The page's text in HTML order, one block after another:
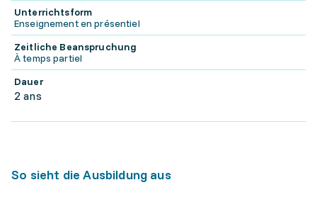
Unterrichtsform
Enseignement en présentiel
Zeitliche Beanspruchung
À temps partiel
Dauer
2 ans
So sieht die Ausbildung aus